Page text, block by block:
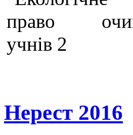
Нерест 2016